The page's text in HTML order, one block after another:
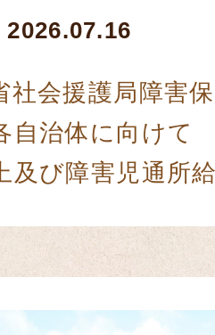
2026.07.16
社会援護局障害
自治体に向けて
及び障害児通所